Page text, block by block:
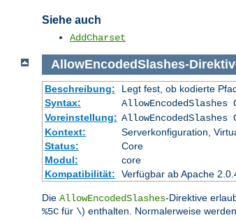
Siehe auch
AddCharset
AllowEncodedSlashes-
Beschreibung:
Legt fest, ob kodierte
Syntax:
AllowEncodedSlashes
Voreinstellung: AllowEncodedSlashes
Kontext:
Serverkonfiguration,
Status:
Core
Modul:
core
Kompatibilität:
Verfügbar ab Apache
Die AllowEncodedSlashes-Direktive
%5C für \) enthalten. Normalerweise